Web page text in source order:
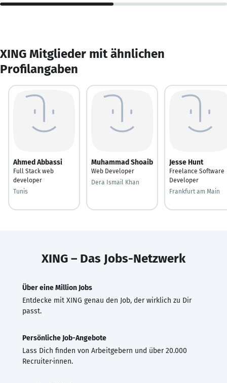
XING Mitglieder mit ähnlichen
Profilangaben
Ahmed Abbassi
Full Stack web
developer
Tunis
Muhammad Shoaib
Web Developer
Dera Ismail Khan
Jesse Hunt
Freelance Software
Developer
Frankfurt am Main
XING – Das Jobs-Netzwerk
Über eine Million Jobs
Entdecke mit XING genau den Job, der wirklich zu Dir
passt.
Persönliche Job-Angebote
Lass Dich finden von Arbeitgebern und über 20.000
Recruiter·innen.